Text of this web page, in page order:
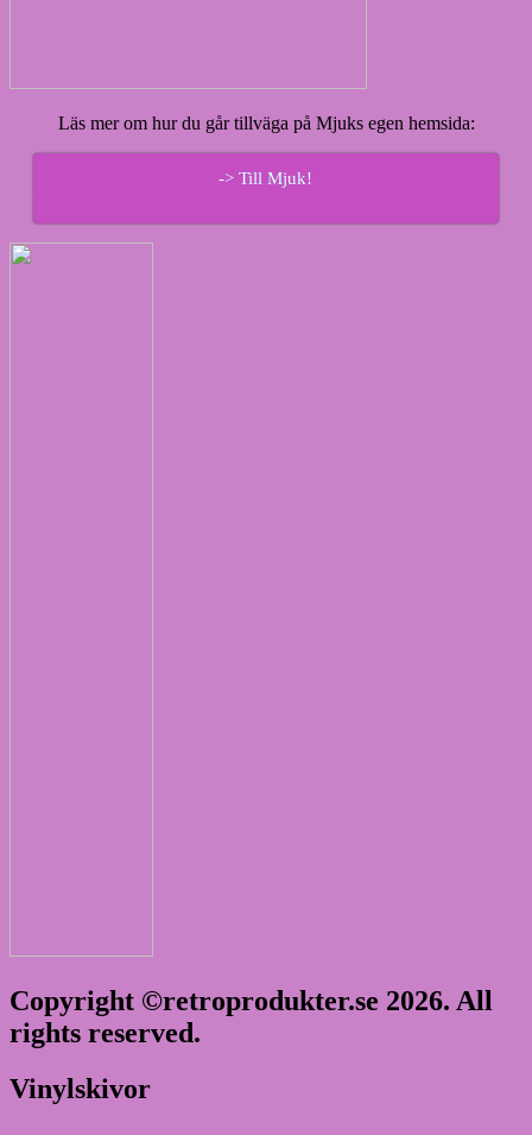
Läs mer om hur du går tillväga på Mjuks egen hemsida:
-> Till Mjuk!
Copyright ©retroprodukter.se 2026. All
rights reserved.
Vinylskivor